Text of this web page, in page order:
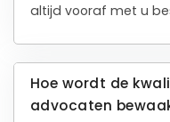
altijd vooraf met u
Hoe wordt de
advocaten